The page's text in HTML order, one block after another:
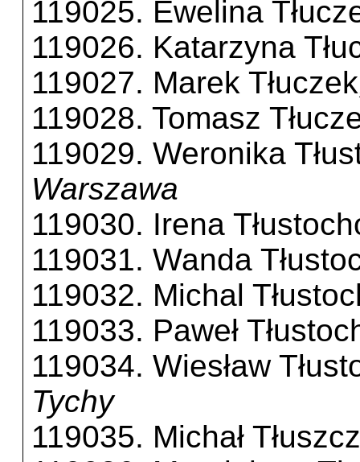
119025. Ewelina
119026. Katarzyna
119027. Marek Tłuczek
119028. Tomasz
119029. Weronika
Warszawa
119030. Irena
119031. Wanda
119032. Michal
119033. Paweł
119034. Wiesław
Tychy
119035. Michał Tłuszcz